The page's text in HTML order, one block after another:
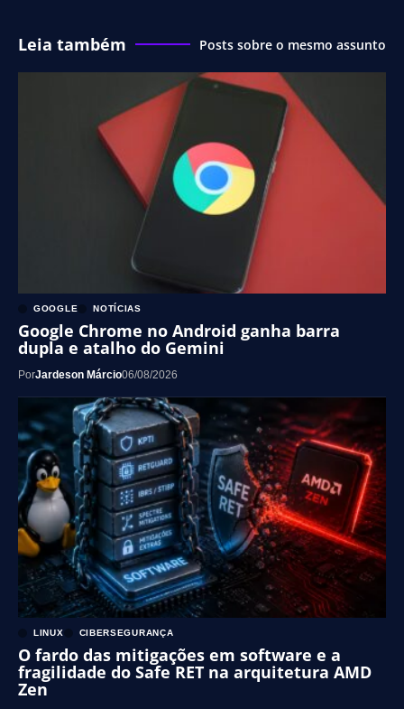
Leia também Posts sobre o mesmo assunto
GOOGLE NOTÍCIAS
Google Chrome no Android ganha barra
dupla e atalho do Gemini
PorJardeson Márcio06/08/2026
LINUX CIBERSEGURANÇA
O fardo das mitigações em software e a
fragilidade do Safe RET na arquitetura AMD
Zen